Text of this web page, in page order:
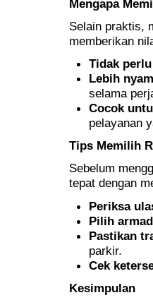
Mengapa
Selain praktis,
memberikan
Tidak
Lebih
selama
Cocok
pelayanan
Tips Memilih
Sebelum
tepat dengan
Periksa
Pilih
Pastikan
parkir.
Cek
Kesimpulan